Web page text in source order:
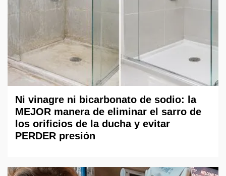
Ni vinagre ni bicarbonato de sodio: la
MEJOR manera de eliminar el sarro de
los orificios de la ducha y evitar
PERDER presión